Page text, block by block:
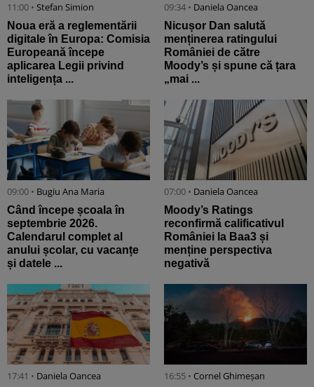
11:00 • Stefan Simion
Noua eră a reglementării
digitale în Europa: Comisia
Europeană începe
aplicarea Legii privind
inteligența ...
09:34 • Daniela Oancea
Nicușor Dan salută
menținerea ratingului
României de către
Moody’s și spune că țara
„mai ...
09:00 • Bugiu ⁠Ana Maria
Când începe școala în
septembrie 2026.
Calendarul complet al
anului școlar, cu vacanțe
și datele ...
07:00 • Daniela Oancea
Moody’s Ratings
reconfirmă calificativul
României la Baa3 și
menține perspectiva
negativă
17:41 • Daniela Oancea 16:55 • Cornel Ghimeșan